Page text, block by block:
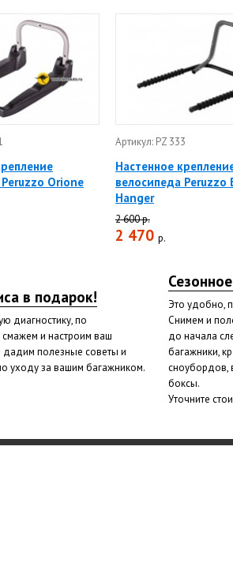
Orione
Артикул: PZ 333
Настенное
велосипеда Peruzzo
Hanger
2 600 р.
2 470 р.
в подарок!
диагностику, по
и настроим ваш
дадим полезные советы и
уходу за вашим багажником.
Это удобно,
Снимем и
до начала
багажники,
сноубордов,
боксы.
Уточните